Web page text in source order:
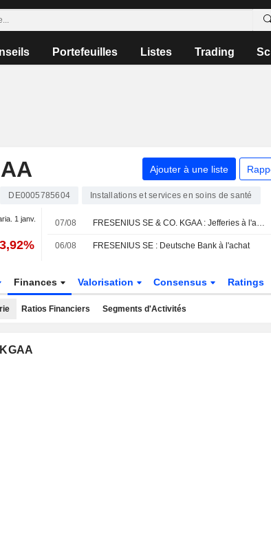
Portefeuilles Listes Trading
Ajouter à une liste
DE0005785604 Installations et services en soins de santé
1 janv. 07/08 FRESENIUS SE & CO. KGAA : Jefferies à l'achat
06/08 FRESENIUS SE : Deutsche Bank à l'achat
Finances Valorisation Consensus Ratings
Ratios Financiers Segments d'Activités